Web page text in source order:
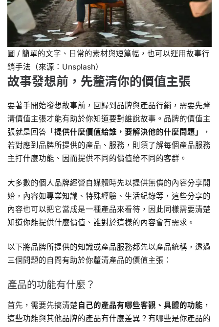
圖 / 簡單的文字、日常的素材與短篇幅，也可以運用故事行
銷手法（來源：Unsplash）
故事發想前，先釐清你的價值主張
要著手開始發想故事前，回歸到品牌與產品行銷，需要先釐
清價值主張才能有助於你知道要對誰說故事。品牌的價值主
張就是回答「 提供什麼價值給誰，要解決他的什麼問題」
，
若對應到品牌所提供的產品、服務，則須了解每個產品服務
主打什麼功能、因而提供不同的價值給不同的客群。
大多數的個人品牌經營自媒體時先以提供無償的內容分享開
始，內容如專業知識、特殊經驗、生活紀錄等，這些分享的
內容也可以把它當成是一種產品來看待，因此同樣需要清楚
知道你能提供什麼價值、誰對於這樣的內容會有需求。
以下將品牌所提供的知識或產品服務都先以產品統稱，透過
三個問題的自問有助於你釐清產品的價值主張：
產品的功能有什麼？
首先，需要先搞清楚自己的產品有哪些客觀、具體的功能 ，
這些功能與其他品牌的產品有什麼差異？有哪些是你產品的